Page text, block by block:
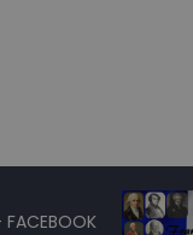
FACEBOOK